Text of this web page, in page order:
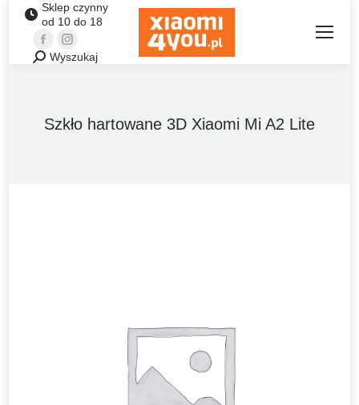
Sklep czynny
od 10 do 18
FacebookInstagram
Szukaj:Wyszukaj
Szkło hartowane 3D Xiaomi Mi A2 Lite